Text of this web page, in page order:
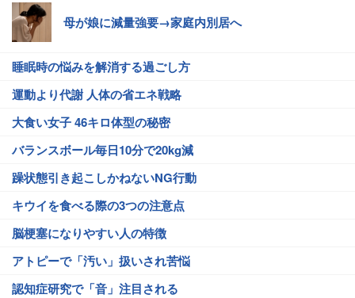
母が娘に減量強要→家庭内別居へ
睡眠時の悩みを解消する過ごし方
運動より代謝 人体の省エネ戦略
大食い女子 46キロ体型の秘密
バランスボール毎日10分で20kg減
躁状態引き起こしかねないNG行動
キウイを食べる際の3つの注意点
脳梗塞になりやすい人の特徴
アトピーで「汚い」扱いされ苦悩
認知症研究で「音」注目される